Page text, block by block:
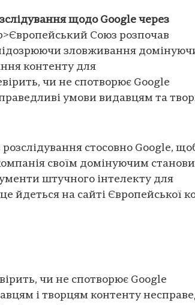
щодо Google через
Союз розпочав
зловживання
контенту для
чи не спотворює Google
умови видавцям та
стосовно Google,
своїм домінуючим
штучного інтелекту для
йдеться на сайті Європейської
чи не спотворює Google
і творцям контенту